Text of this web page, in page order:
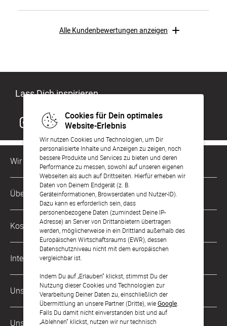
Cookies für Dein optimales
Website-Erlebnis
Wir nutzen Cookies und Technologien, um Dir
personalisierte Inhalte und Anzeigen zu zeigen, noch
bessere Produkte und Services zu bieten und deren
Performance zu messen, sowohl auf unseren eigenen
Webseiten als auch auf Drittseiten. Hierfür erheben wir
Daten von Deinem Endgerät (z. B.
Geräteinformationen, Browserdaten und Nutzer-ID).
Dazu kann es erforderlich sein, dass
personenbezogene Daten (zumindest Deine IP-
Adresse) an Server von Drittanbietern übertragen
werden, möglicherweise in ein Drittland außerhalb des
Europäischen Wirtschaftsraums (EWR), dessen
Datenschutzniveau nicht mit dem europäischen
vergleichbar ist.
Indem Du auf „Erlauben“ klickst, stimmst Du der
Nutzung dieser Cookies und Technologien zur
Verarbeitung Deiner Daten zu, einschließlich der
Übermittlung an unsere Partner (Dritte), wieGoogle
Falls Du damit nicht einverstanden bist und auf
„Ablehnen“ klickst, nutzen wir nur technisch
Alle Kundenbewertungen anzeigen
Lass Dich inspirieren
Wir sind für Dich da
Kundenservice-Hotline
0221 956 725 10
Mo. - Fr. von 9 bis 17 Uhr
kontakt@sendmoments.de
Über Uns
Philosophie
Karriere
Impressum
AGB & Widerrufsrecht
Zahlung & Versand
Datenschutz
Kostenlose Services
Musterkarten
Digitale Gästelisten
FAQ & Hilfe
International
Österreich
Schweiz
Frankreich
Unsere Zahlungsarten
Unsere Partner